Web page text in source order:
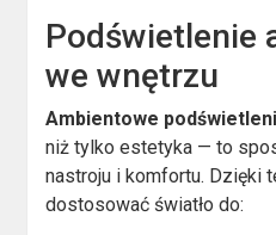
Podświetlenie
we wnętrzu
Ambientowe
niż tylko estetyka — to
nastroju i komfortu. Dzięki
dostosować światło do: